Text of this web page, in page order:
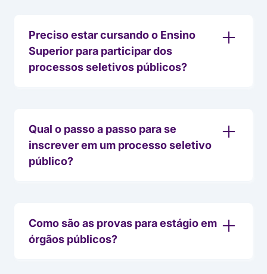
Preciso estar cursando o Ensino
Superior para participar dos
processos seletivos públicos?
Qual o passo a passo para se
inscrever em um processo seletivo
público?
Como são as provas para estágio em
órgãos públicos?